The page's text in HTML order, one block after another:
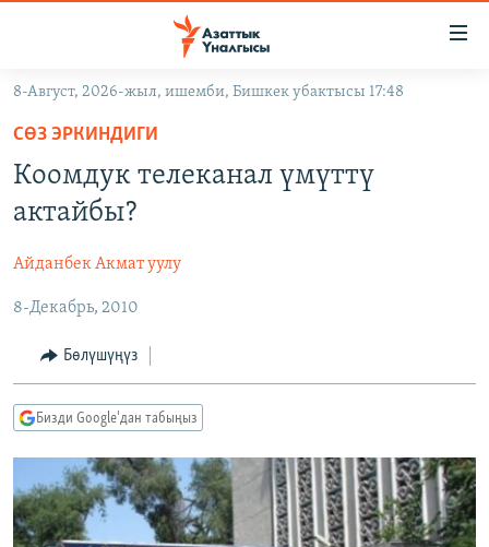
Навигацияга
өтүңүз
Издөөгө
салыңызКЫРГЫЗСТАН
ЭКОНОМИКА
МАДАНИЯТ
БОРБОР АЗИЯ
АТАЙЫН ИЛИКТӨӨ
ТВ ПРОГРАММАЛАР
БҮГҮН АЗАТТЫКТА
БИЗ ЖАНА ДҮЙНӨ
ДАНИСТЕ
ЭЖЕ-СИҢДИЛЕР
ПОДКАСТ
ӨЗГӨЧӨ ПИКИР
ОНЛАЙН ШЕРИНЕ
8-Август, 2026-жыл, ишемби, Бишкек убактысы 17:48
СӨЗ ЭРКИНДИГИ
Коомдук телеканал үмүттү
актайбы?
Айданбек Акмат уулу
8-Декабрь, 2010
Бөлүшүңүз
Бизди Google'дан табыңыз